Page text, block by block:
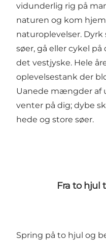
vidunderlig rig på
naturen og kom
naturoplevelser.
søer, gå eller cykel
det vestjyske. Hele
oplevelsestank der
Uanede mængder af
venter på dig; dybe
hede og store søer.
Fra to hjul
Spring på to hjul og